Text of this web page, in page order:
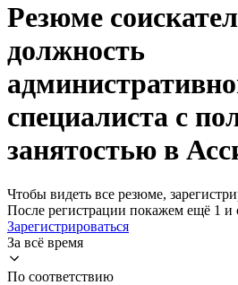
Резюме
должность
специалиста с
занятостью в
Чтобы видеть все резюме,
После регистрации покажем ещё 1 и
Зарегистрироваться
За всё время
По соответствию